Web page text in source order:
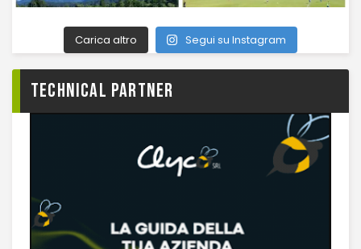
Carica altro Segui su Instagram
TECHNICAL PARTNER